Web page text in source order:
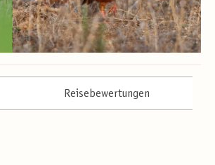
Reisebewertungen